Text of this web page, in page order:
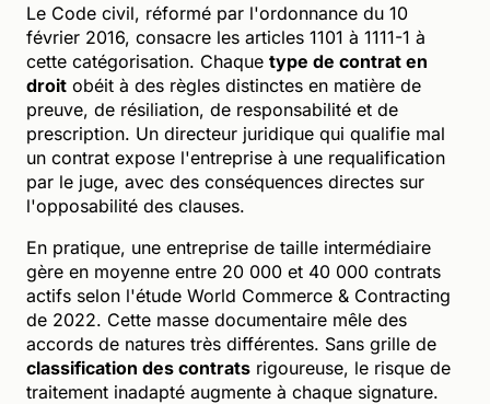
Le Code civil, réformé par l'ordonnance du 10
février 2016, consacre les articles 1101 à 1111-1 à
cette catégorisation. Chaque type de contrat en
droit obéit à des règles distinctes en matière de
preuve, de résiliation, de responsabilité et de
prescription. Un directeur juridique qui qualifie mal
un contrat expose l'entreprise à une requalification
par le juge, avec des conséquences directes sur
l'opposabilité des clauses.
En pratique, une entreprise de taille intermédiaire
gère en moyenne entre 20 000 et 40 000 contrats
actifs selon l'étude World Commerce & Contracting
de 2022. Cette masse documentaire mêle des
accords de natures très différentes. Sans grille de
classification des contrats rigoureuse, le risque de
traitement inadapté augmente à chaque signature.